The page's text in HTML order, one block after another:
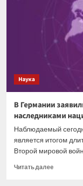
на
Наука
В Германии
наследниками
Наблюдаемый
является итогом
Второй мировой
Читать далееПрочитать